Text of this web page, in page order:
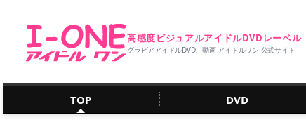
高感度ビジュアルアイドルDVDレーベル
グラビアアイドルDVD、動画‐アイドルワン‐公式サイト
TOP DVD